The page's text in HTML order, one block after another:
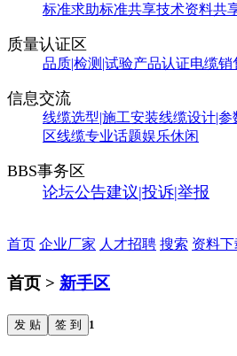
标准求助标准共享技术资料共
质量认证区
品质|检测|试验产品认证电缆销
信息交流
线缆选型|施工安装线缆设计|参
区线缆专业话题娱乐休闲
BBS事务区
论坛公告建议|投诉|举报
首页 企业厂家 人才招聘 搜索 资料下
首页 > 新手区
发 贴 签 到 1